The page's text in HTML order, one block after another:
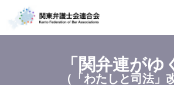
「関弁連がゆ
（「わたしと司法」